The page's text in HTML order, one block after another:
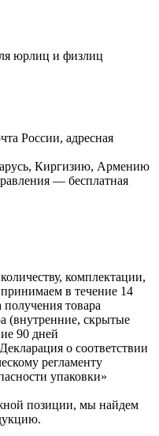
юрлиц и физлиц
России, адресная
Киргизию, Армению
— бесплатная
комплектации,
в течение 14
товара
(внутренние, скрытые
90 дней
о соответствии
регламенту
упаковки»
позиции, мы найдем